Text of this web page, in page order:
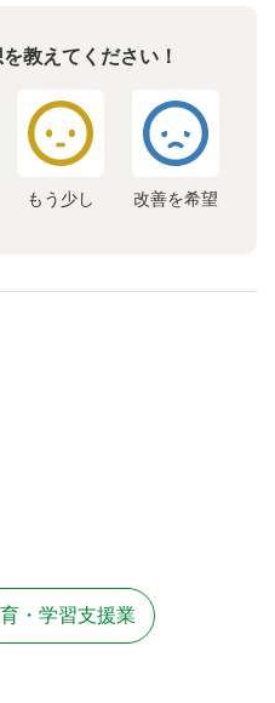
教えてください！
もう少し 改善を希望
・学習支援業